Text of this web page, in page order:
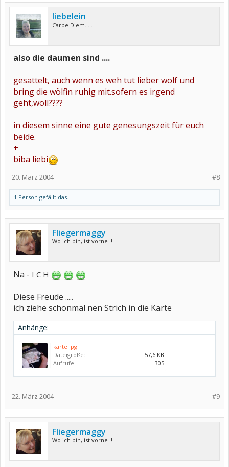
liebelein
Carpe Diem.....
also die daumen sind ....
gesattelt, auch wenn es weh tut lieber wolf und
bring die wölfin ruhig mit.sofern es irgend
geht,woll????
in diesem sinne eine gute genesungszeit für euch
beide.
+
biba liebi
#8
20. März 2004
1 Person gefällt das.
Fliegermaggy
Wo ich bin, ist vorne !!
Na - I C H
Diese Freude .....
ich ziehe schonmal nen Strich in die Karte
Anhänge:
karte.jpg
Dateigröße:
57,6 KB
Aufrufe:
305
#9
22. März 2004
Fliegermaggy
Wo ich bin, ist vorne !!